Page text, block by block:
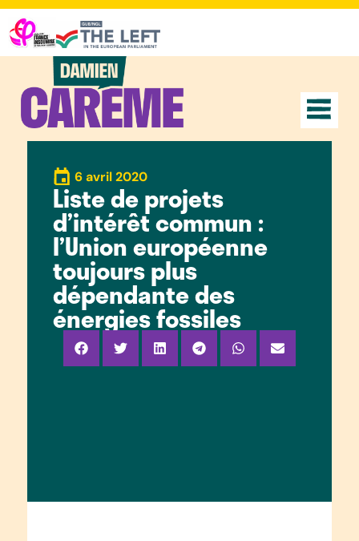
6 avril 2020
Liste de projets
d’intérêt commun :
l’Union européenne
toujours plus
dépendante des
énergies fossiles